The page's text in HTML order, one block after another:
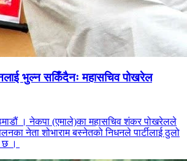
भुल्न सकिँदैनः महासचिव पोखरेल
। नेकपा (एमाले)का महासचिव शंकर पोखरेलले
नेता शोभाराम बस्नेतको निधनले पार्टीलाई ठुलो
छ ।